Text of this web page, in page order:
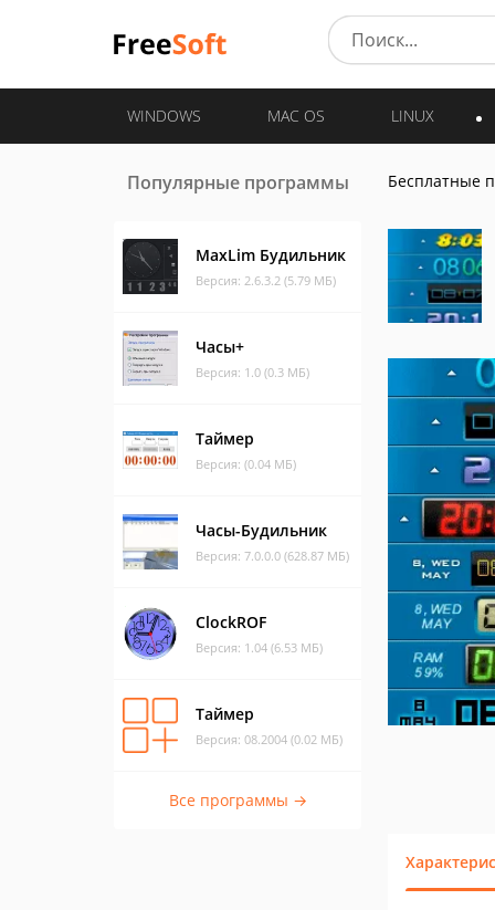
WINDOWS MAC OS LINUX
Популярные программы
MaxLim Будильник
Версия: 2.6.3.2 (5.79 МБ)
Часы+
Версия: 1.0 (0.3 МБ)
Таймер
Версия: (0.04 МБ)
Часы-Будильник
Версия: 7.0.0.0 (628.87 МБ)
ClockROF
Версия: 1.04 (6.53 МБ)
Таймер
Версия: 08.2004 (0.02 МБ)
Все программы →
Бесплатные